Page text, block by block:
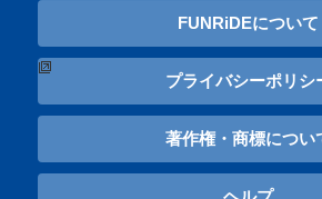
FUNRiDEについて
プライバシーポリシ
著作権・商標につい